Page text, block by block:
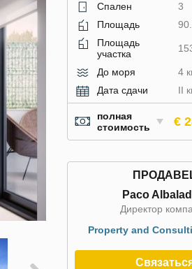
Спален
3
Площадь
Площадь
участка
До моря
4
Дата сдачи
II
полная
стоимость
€
Paco
Директор
Property and